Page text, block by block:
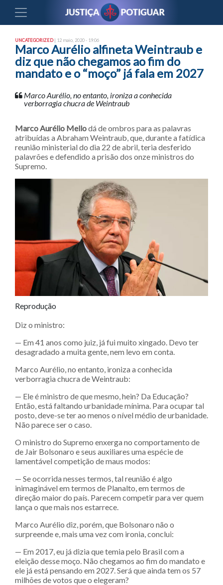
UNCATEGORIZED| 12 maio, 2020 - 19:06
Marco Aurélio alfineta Weintraub e
diz que não chegamos ao fim do
mandato e o “moço” já fala em 2027
Marco Aurélio, no entanto, ironiza a conhecida
verborragia chucra de Weintraub
Marco Aurélio Mellodá de ombros para as palavras
atribuídas a Abraham Weintraub, que, durante a fatídica
reunião ministerial do dia 22 de abril, teria desferido
palavrões e defendido a prisão dos onze ministros do
Supremo.
Reprodução
Diz o ministro:
— Em 41 anos como juiz, já fui muito xingado. Devo ter
desagradado a muita gente, nem levo em conta.
Marco Aurélio, no entanto, ironiza a conhecida
verborragia chucra de Weintraub:
— Ele é ministro de que mesmo, hein? Da Educação?
Então, está faltando urbanidade mínima. Para ocupar tal
posto, deve-se ter ao menos o nível médio de urbanidade.
Não parece ser o caso.
O ministro do Supremo enxerga no comportamento de
de Jair Bolsonaro e seus auxiliares uma espécie de
lamentável competição de maus modos:
— Se ocorrida nesses termos, tal reunião é algo
inimaginável em termos de Planalto, em termos de
direção maior do país. Parecem competir para ver quem
lança o que mais nos estarrece.
Marco Aurélio diz, porém, que Bolsonaro não o
surpreende e, mais uma vez com ironia, conclui:
— Em 2017, eu já dizia que temia pelo Brasil com a
eleição desse moço. Não chegamos ao fim do mandato e
ele já está pensando em 2027. Será que ainda tem os 57
milhões de votos que o elegeram?